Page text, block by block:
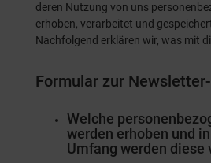
deren Nutzung von uns
erhoben, verarbeitet und
Nachfolgend erklären wir, was mit
Formular zur
Welche
werden erhoben und
Umfang werden diese